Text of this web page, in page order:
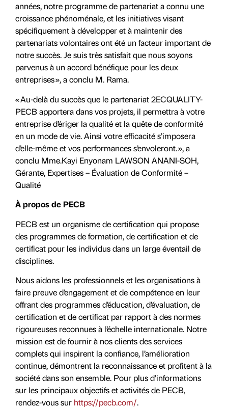
années, notre programme de partenariat a connu une
croissance phénoménale, et les initiatives visant
spécifiquement à développer et à maintenir des
partenariats volontaires ont été un facteur important de
notre succès. Je suis très satisfait que nous soyons
parvenus à un accord bénéfique pour les deux
entreprises », a conclu M. Rama.
« Au-delà du succès que le partenariat 2ECQUALITY-
PECB apportera dans vos projets, il permettra à votre
entreprise d’ériger la qualité et la quête de conformité
en un mode de vie. Ainsi votre efficacité s’imposera
d’elle-même et vos performances s’envoleront. », a
conclu Mme.Kayi Enyonam LAWSON ANANI-SOH,
Gérante, Expertises – Évaluation de Conformité –
Qualité
À propos de PECB
PECB est un organisme de certification qui propose
des programmes de formation, de certification et de
certificat pour les individus dans un large éventail de
disciplines.
Nous aidons les professionnels et les organisations à
faire preuve d’engagement et de compétence en leur
offrant des programmes d’éducation, d’évaluation, de
certification et de certificat par rapport à des normes
rigoureuses reconnues à l’échelle internationale. Notre
mission est de fournir à nos clients des services
complets qui inspirent la confiance, l’amélioration
continue, démontrent la reconnaissance et profitent à la
société dans son ensemble. Pour plus d’informations
sur les principaux objectifs et activités de PECB,
rendez-vous sur https://pecb.com/.